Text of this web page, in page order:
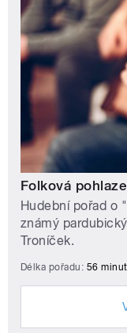
Folková
Hudební pořad o
známý
Troníček.
Délka pořadu: 56 minut